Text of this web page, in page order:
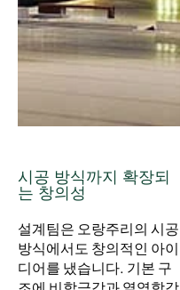
시공 방식까지 확장되
는 창의성
설계팀은 오랑주리의 시공
방식에서도 창의적인 아이
디어를 냈습니다. 기본 구